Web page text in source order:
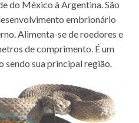
do México à Argentina. São
embrionário
Alimenta-se de roedores e
de comprimento. É um
sendo sua principal região.